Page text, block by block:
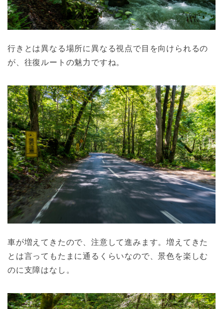
行きとは異なる場所に異なる視点で目を向けられるの
が、往復ルートの魅力ですね。
車が増えてきたので、注意して進みます。増えてきた
とは言ってもたまに通るくらいなので、景色を楽しむ
のに支障はなし。